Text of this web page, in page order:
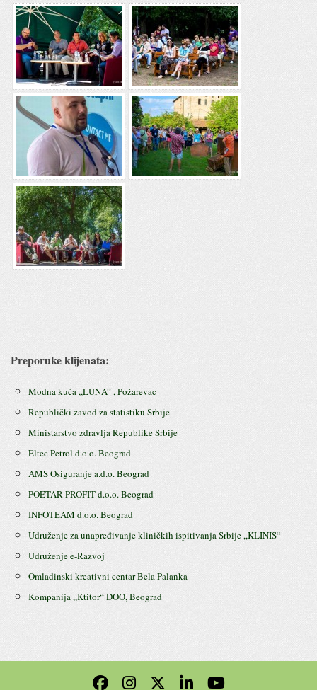
Preporuke klijenata:
Modna kuća ,,LUNA” , Požarevac
Republički zavod za statistiku Srbije
Ministarstvo zdravlja Republike Srbije
Eltec Petrol d.o.o. Beograd
AMS Osiguranje a.d.o. Beograd
POETAR PROFIT d.o.o. Beograd
INFOTEAM d.o.o. Beograd
Udruženje za unapređivanje kliničkih ispitivanja Srbije ,,KLINIS“
Udruženje e-Razvoj
Omladinski kreativni centar Bela Palanka
Kompanija ,,Ktitor“ DOO, Beograd